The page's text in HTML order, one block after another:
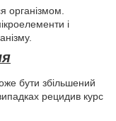
організмом.
і
бути збільшений
рецидив курс